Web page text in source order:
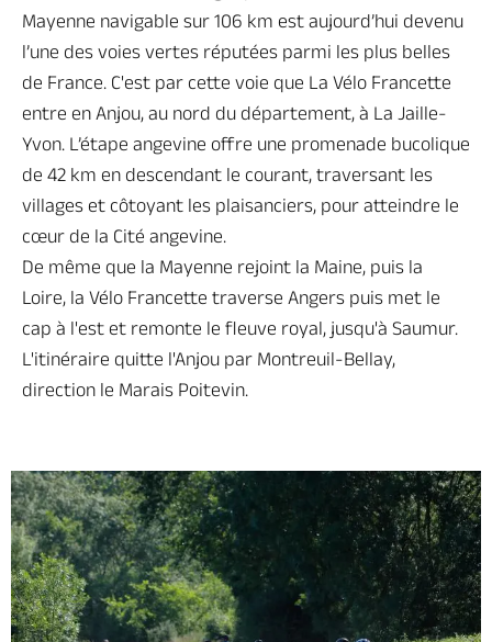
Mayenne navigable sur 106 km est aujourd’hui devenu
l’une des voies vertes réputées parmi les plus belles
de France. C'est par cette voie que La Vélo Francette
entre en Anjou, au nord du département, à La Jaille-
Yvon. L’étape angevine offre une promenade bucolique
de 42 km en descendant le courant, traversant les
villages et côtoyant les plaisanciers, pour atteindre le
cœur de la Cité angevine.
De même que la Mayenne rejoint la Maine, puis la
Loire, la Vélo Francette traverse Angers puis met le
cap à l'est et remonte le fleuve royal, jusqu'à Saumur.
L'itinéraire quitte l'Anjou par Montreuil-Bellay,
direction le Marais Poitevin.